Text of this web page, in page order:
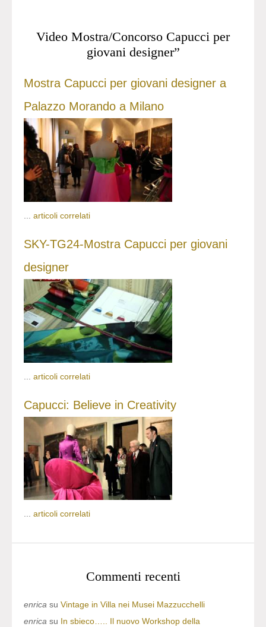
Video Mostra/Concorso Capucci per
giovani designer”
Mostra Capucci per giovani designer a
Palazzo Morando a Milano
articoli correlati
SKY-TG24-Mostra Capucci per giovani
designer
articoli correlati
Capucci: Believe in Creativity
articoli correlati
Commenti recenti
enrica su Vintage in Villa nei Musei Mazzucchelli
enrica su In sbieco….. Il nuovo Workshop della